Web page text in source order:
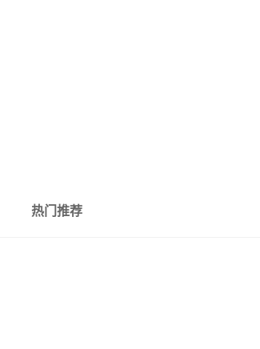
热门推荐